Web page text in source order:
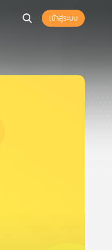
เข้าสู่ระบบ